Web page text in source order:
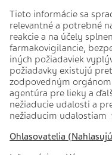
Tieto informácie sa
relevantné a potrebné
reakcie a na účely
farmakovigilancie,
iných požiadaviek
požiadavky existujú
zodpovedným
agentúra pre lieky a
nežiaducie udalosti a
nežiaducim udalostiam
Ohlasovatelia